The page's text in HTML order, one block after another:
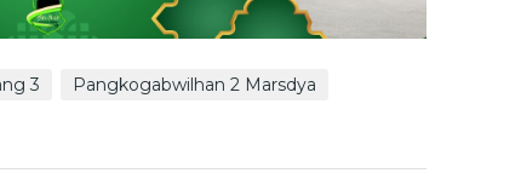
3
Pangkogabwilhan 2 Marsdya